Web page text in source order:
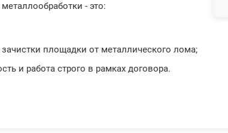
- это:
площадки от металлического лома;
и работа строго в рамках договора.